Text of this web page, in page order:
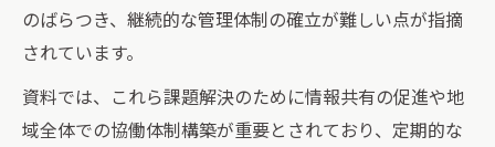
のばらつき、継続的な管理体制の確立が難しい点が指摘
されています。
資料では、これら課題解決のために情報共有の促進や地
域全体での協働体制構築が重要とされており、定期的な